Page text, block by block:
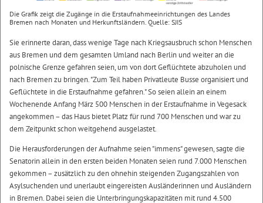
Die Grafik zeigt die Zugänge in die Erstaufnahmeeinrichtungen des Landes
Bremen nach Monaten und Herkunftsländern. Quelle: SJIS
Sie erinnerte daran, dass wenige Tage nach Kriegsausbruch schon Menschen
aus Bremen und dem gesamten Umland nach Berlin und weiter an die
polnische Grenze gefahren seien, um von dort Geflüchtete abzuholen und
nach Bremen zu bringen. "Zum Teil haben Privatleute Busse organisiert und
Geflüchtete in die Erstaufnahme gefahren." So seien allein an einem
Wochenende Anfang März 500 Menschen in der Erstaufnahme in Vegesack
angekommen – das Haus bietet Platz für rund 700 Menschen und war zu
dem Zeitpunkt schon weitgehend ausgelastet.
Die Herausforderungen der Aufnahme seien "immens" gewesen, sagte die
Senatorin allein in den ersten beiden Monaten seien rund 7.000 Menschen
gekommen – zusätzlich zu den ohnehin steigenden Zugangszahlen von
Asylsuchenden und unerlaubt eingereisten Ausländerinnen und Ausländern
in Bremen. Dabei seien die Unterbringungskapazitäten mit rund 4.500